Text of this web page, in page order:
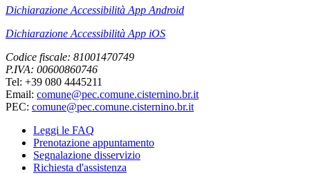
Dichiarazione Accessibilità App Android
Dichiarazione Accessibilità App iOS
Codice fiscale: 81001470749
P.IVA: 00600860746
Tel: +39 080 4445211
Email: comune@pec.comune.cisternino.br.it
PEC: comune@pec.comune.cisternino.br.it
Leggi le FAQ
Prenotazione appuntamento
Segnalazione disservizio
Richiesta d'assistenza